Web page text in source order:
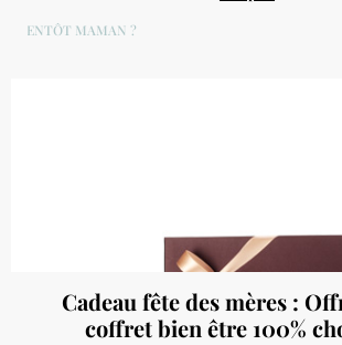
BIENTÔT MAMAN ?
Cadeau fête des mères :
coffret bien être 100%